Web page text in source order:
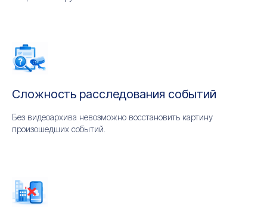
Сложность расследования событий
Без видеоархива невозможно восстановить картину
произошедших событий.